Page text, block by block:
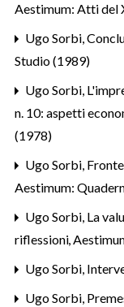
Aestimum: Atti del
Ugo Sorbi,
Studio (1989)
Ugo Sorbi,
n. 10: aspetti
(1978)
Ugo Sorbi,
Aestimum:
Ugo Sorbi, La
riflessioni,
Ugo Sorbi,
Ugo Sorbi,